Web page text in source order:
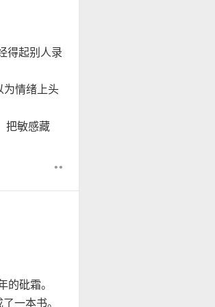
得起别人录
为情绪上头
把敏感藏
••
砒霜。
一本书。